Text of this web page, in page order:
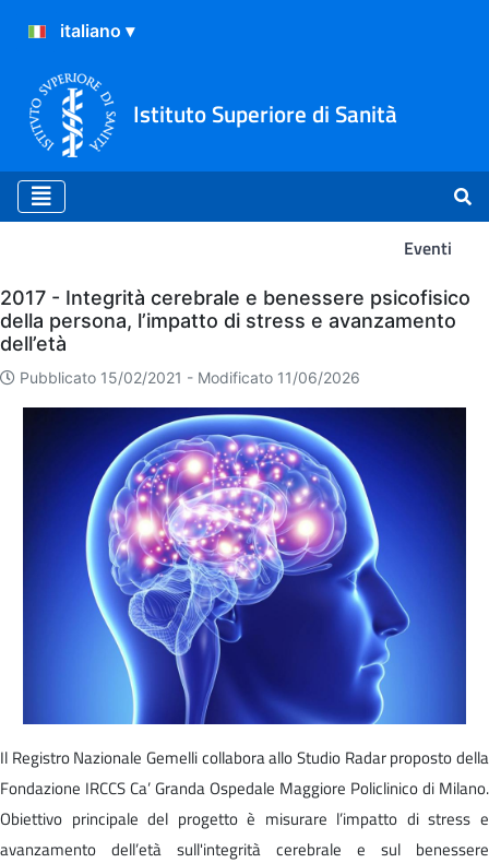
Istituto Superiore di Sanità
Eventi
Eventi
2017 - Integrità cerebrale e benessere psicofisico
della persona, l’impatto di stress e avanzamento
dell’età
Pubblicato 15/02/2021 - Modificato 11/06/2026
Il Registro Nazionale Gemelli collabora allo Studio Radar proposto della
Fondazione IRCCS Ca’ Granda Ospedale Maggiore Policlinico di Milano.
Obiettivo principale del progetto è misurare l’impatto di stress e
avanzamento dell’età sull'integrità cerebrale e sul benessere